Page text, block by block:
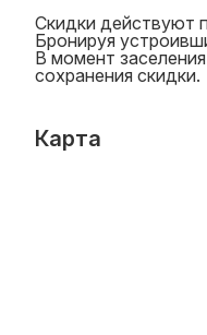
Скидки действуют
Бронируя
В момент
сохранения скидки.
Карта